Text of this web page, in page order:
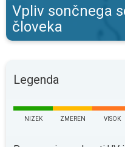
Vpliv sončnega
človeka
Legenda
NIZEK ZMEREN VISOK